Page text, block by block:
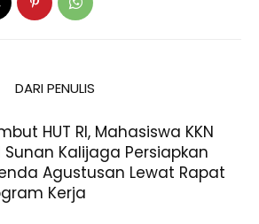
DARI PENULIS
HUT RI, Mahasiswa KKN
Sunan Kalijaga Persiapkan
Agustusan Lewat Rapat
Kerja